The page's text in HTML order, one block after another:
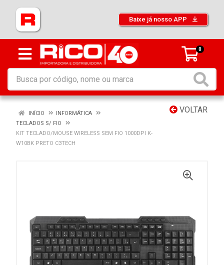
Baixe já nosso APP
0
VOLTAR
INÍCIO
INFORMÁTICA
TECLADOS S/ FIO
KIT TECLADO/MOUSE WIRELESS SEM FIO 1000DPI K-
W10BK PRETO C3TECH